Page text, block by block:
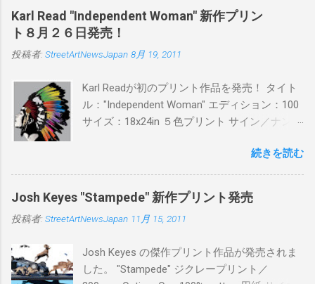
日(木)19時 タイトル：SWEET KISS カラー：
BLUE/MINT GREEN/PINK/YELLOW エディショ
ン：各色５ サイズ：800mm × 550mm 価格：
¥16,000(¥17,280) 購入は、 こちら から
Karl Read "Independent Woman" 新作プリン
ト８月２６日発売！
投稿者: StreetArtNewsJapan 8月 19, 2011
Karl Readが初のプリント作品を発売！ タイト
ル："Independent Woman" エディション：100
サイズ：18x24in ５色プリント サイン／ナンバ
ドフィニッシュバージョン（エディション：
25）$125 購入は８月２６日に こちら から
続きを読む
Josh Keyes "Stampede" 新作プリント発売
投稿者: StreetArtNewsJapan 11月 15, 2011
Josh Keyes の傑作プリント作品が発売されま
した。 "Stampede" ジクレープリント／